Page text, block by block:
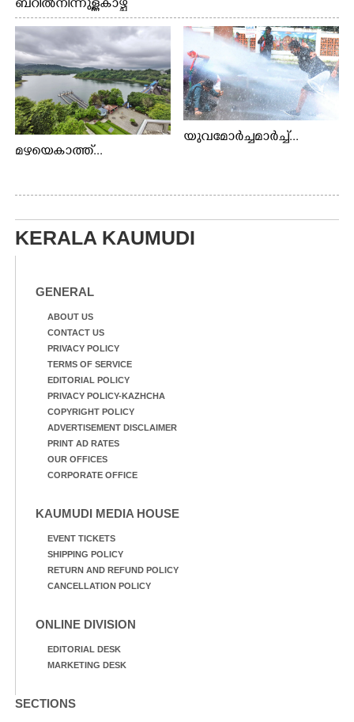
ബറിൽ നിന്നുള്ള കാഴ്ച
മഴയെകാത്ത്...
യുവമോർച്ചമാർച്ച്...
KERALA KAUMUDI
GENERAL
ABOUT US
CONTACT US
PRIVACY POLICY
TERMS OF SERVICE
EDITORIAL POLICY
PRIVACY POLICY-KAZHCHA
COPYRIGHT POLICY
ADVERTISEMENT DISCLAIMER
PRINT AD RATES
OUR OFFICES
CORPORATE OFFICE
KAUMUDI MEDIA HOUSE
EVENT TICKETS
SHIPPING POLICY
RETURN AND REFUND POLICY
CANCELLATION POLICY
ONLINE DIVISION
EDITORIAL DESK
MARKETING DESK
SECTIONS